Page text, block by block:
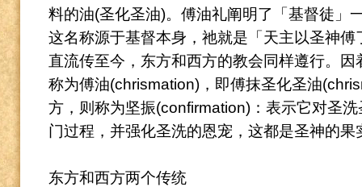
料的油(圣化圣油)。傅油礼阐明了「基督徒」
这名称源于基督本身，祂就是「天主以圣神
直流传至今，东方和西方的教会同样遵行。
因
称为傅油(chrismation)，即傅抹圣化圣油
方，则称为坚振(confirmation)：表示它对圣
门过程，并强化圣洗的恩宠，这都是圣神的果
东方和西方两个传统